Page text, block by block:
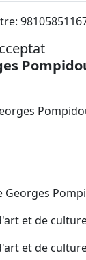
Georges
et de
et de